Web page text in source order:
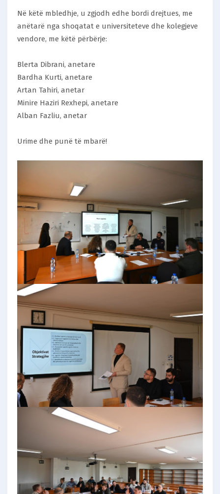
Në këtë mbledhje, u zgjodh edhe bordi drejtues, me
anëtarë nga shoqatat e universiteteve dhe kolegjeve
vendore, me këtë përbërje:
Blerta Dibrani, anetare
Bardha Kurti, anetare
Artan Tahiri, anetar
Minire Haziri Rexhepi, anetare
Alban Fazliu, anetar
Urime dhe punë të mbarë!